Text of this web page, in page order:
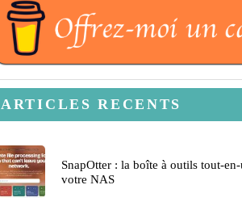
ARTICLES RECENTS
SnapOtter : la boîte à outils tout-
votre NAS